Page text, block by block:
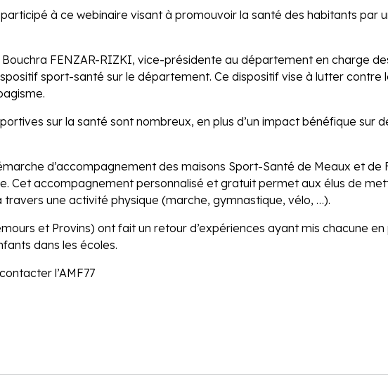
à ce webinaire visant à promouvoir la santé des habitants par
Bouchra FENZAR-RIZKI, vice-présidente au département en charge
sport-santé sur le département. Ce dispositif vise à lutter contre
sur la santé sont nombreux, en plus d’un impact bénéfique sur
d’accompagnement des maisons Sport-Santé de Meaux et de
Cet accompagnement personnalisé et gratuit permet aux élus de
une activité physique (marche, gymnastique, vélo, …).
et Provins) ont fait un retour d’expériences ayant mis chacune
dans les écoles.
l’AMF77